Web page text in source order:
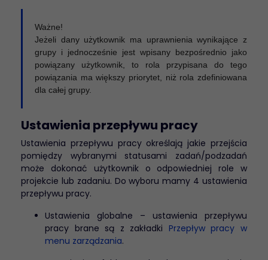
Ważne!
Jeżeli dany użytkownik ma uprawnienia wynikające z
grupy i jednocześnie jest wpisany bezpośrednio jako
powiązany użytkownik, to rola przypisana do tego
powiązania ma większy priorytet, niż rola zdefiniowana
dla całej grupy.
Ustawienia przepływu pracy
Ustawienia przepływu pracy określają jakie przejścia
pomiędzy wybranymi statusami zadań/podzadań
może dokonać użytkownik o odpowiedniej role w
projekcie lub zadaniu. Do wyboru mamy 4 ustawienia
przepływu pracy.
Ustawienia globalne – ustawienia przepływu
pracy brane są z zakładki Przepływ pracy w
menu zarządzania.